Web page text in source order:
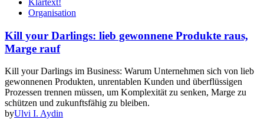
Organisation
Kill your Darlings: lieb gewonnene Produkte raus,
Marge rauf
Kill your Darlings im Business: Warum Unternehmen sich von lieb
gewonnenen Produkten, unrentablen Kunden und überflüssigen
Prozessen trennen müssen, um Komplexität zu senken, Marge zu
schützen und zukunftsfähig zu bleiben.
byUlvi I. Aydin